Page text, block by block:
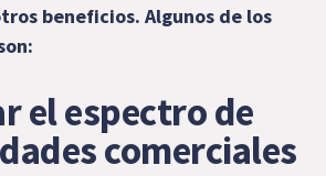
beneficios. Algunos de los
el espectro de
comerciales